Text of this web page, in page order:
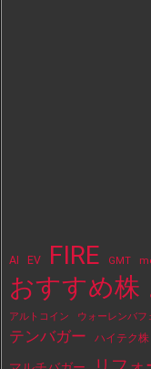
AI EV FIRE GMT
おすすめ株
アルトコイン ウォーレンバフ
テンバガー ハイテク株